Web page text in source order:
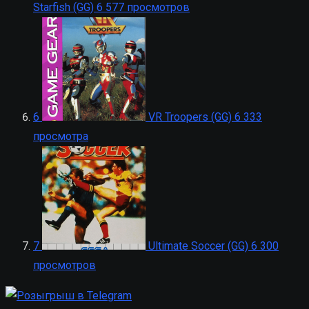
Starfish (GG) 6 577 просмотров
6 VR Troopers (GG) 6 333
просмотра
7 Ultimate Soccer (GG) 6 300
просмотров